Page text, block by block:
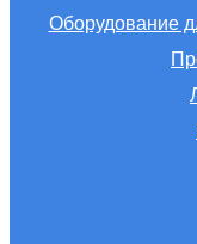
Оборудование